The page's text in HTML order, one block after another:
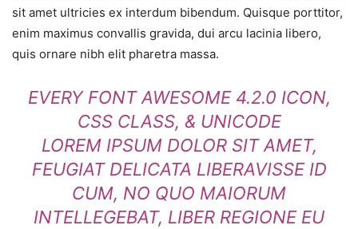
sit amet ultricies ex interdum bibendum. Quisque porttitor,
enim maximus convallis gravida, dui arcu lacinia libero,
quis ornare nibh elit pharetra massa.
EVERY FONT AWESOME 4.2.0 ICON,
CSS CLASS, & UNICODE
LOREM IPSUM DOLOR SIT AMET,
FEUGIAT DELICATA LIBERAVISSE ID
CUM, NO QUO MAIORUM
INTELLEGEBAT, LIBER REGIONE EU